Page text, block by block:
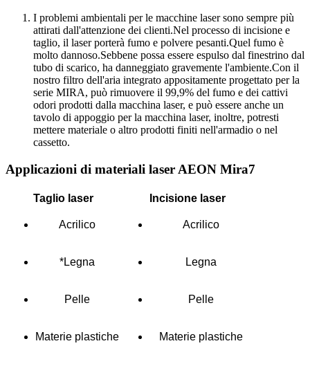
I problemi ambientali per le macchine laser sono sempre più
attirati dall'attenzione dei clienti.Nel processo di incisione e
taglio, il laser porterà fumo e polvere pesanti.Quel fumo è
molto dannoso.Sebbene possa essere espulso dal finestrino dal
tubo di scarico, ha danneggiato gravemente l'ambiente.Con il
nostro filtro dell'aria integrato appositamente progettato per la
serie MIRA, può rimuovere il 99,9% del fumo e dei cattivi
odori prodotti dalla macchina laser, e può essere anche un
tavolo di appoggio per la macchina laser, inoltre, potresti
mettere materiale o altro prodotti finiti nell'armadio o nel
cassetto.
Applicazioni di materiali laser AEON Mira7
Taglio laser Incisione laser
Acrilico Acrilico
*Legna Legna
Pelle Pelle
Materie plastiche Materie plastiche